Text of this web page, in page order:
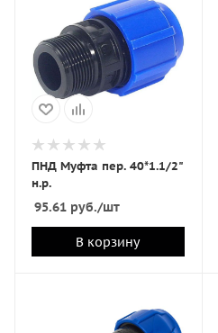
ПНД Муфта пер. 40*1.1/2"
н.р.
95.61 руб./шт
В корзину